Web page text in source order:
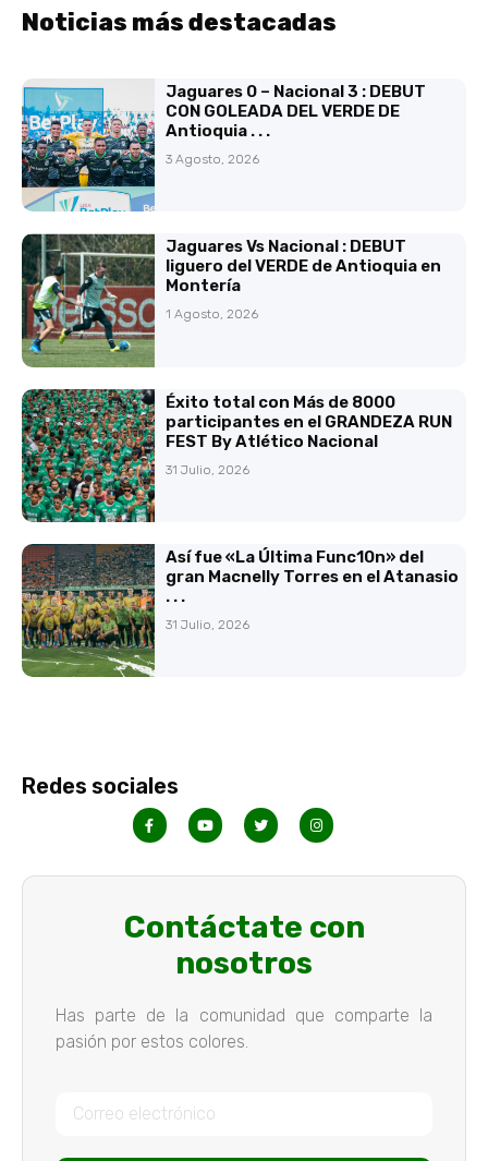
Noticias más destacadas
Jaguares 0 – Nacional 3 : DEBUT
CON GOLEADA DEL VERDE DE
Antioquia . . .
3 Agosto, 2026
Jaguares Vs Nacional : DEBUT
liguero del VERDE de Antioquia en
Montería
1 Agosto, 2026
Éxito total con Más de 8000
participantes en el GRANDEZA RUN
FEST By Atlético Nacional
31 Julio, 2026
Así fue «La Última Func10n» del
gran Macnelly Torres en el Atanasio
. . .
31 Julio, 2026
Redes sociales
Contáctate con
nosotros
Has parte de la comunidad que comparte la
pasión por estos colores.